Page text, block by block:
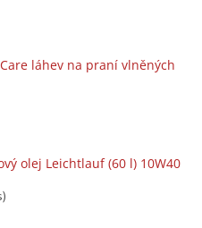
láhev na praní vlněných
olej Leichtlauf (60 l) 10W40